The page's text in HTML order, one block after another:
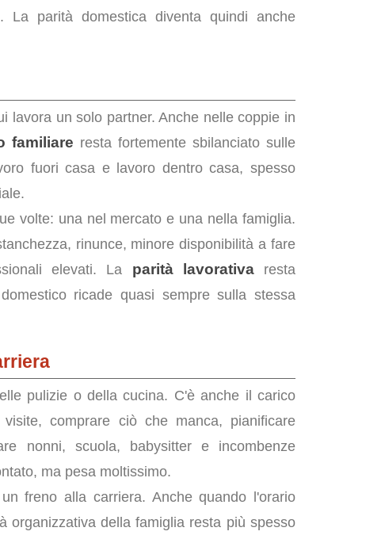
La parità domestica diventa quindi anche
lavora un solo partner. Anche nelle coppie in
familiare resta fortemente sbilanciato sulle
fuori casa e lavoro dentro casa, spesso
volte: una nel mercato e una nella famiglia.
rinunce, minore disponibilità a fare
elevati. La parità lavorativaresta
ricade quasi sempre sulla stessa
pulizie o della cucina. C'è anche il carico
comprare ciò che manca, pianificare
nonni, scuola, babysitter e incombenze
ma pesa moltissimo.
freno alla carriera. Anche quando l'orario
organizzativa della famiglia resta più spesso